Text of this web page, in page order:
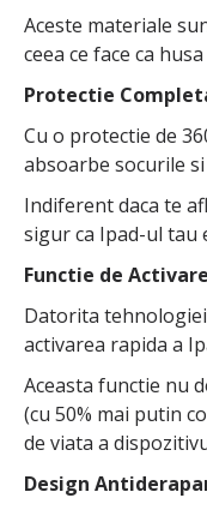
Aceste materiale
ceea ce face ca
Protectie
Cu o protectie de
absoarbe socurile
Indiferent daca te
sigur ca Ipad-ul tau
Functie de
Datorita
activarea rapida a
Aceasta functie nu
(cu 50% mai putin
de viata a
Design